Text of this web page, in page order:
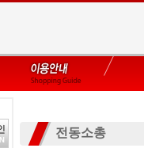
전동소총